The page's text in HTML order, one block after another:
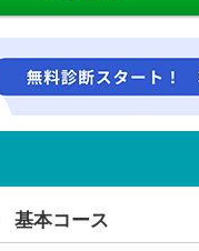
基本コース